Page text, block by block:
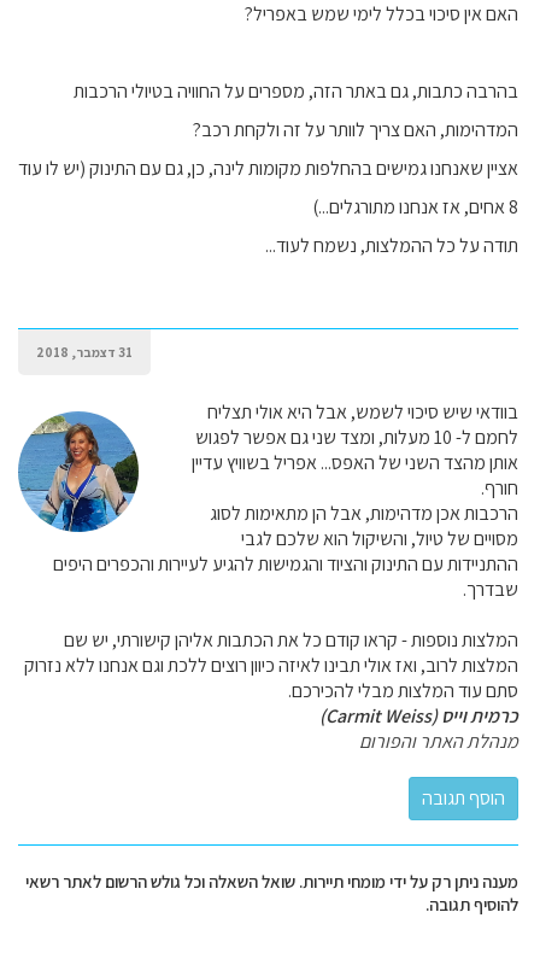
האם אין סיכוי בכלל לימי שמש באפריל?
בהרבה כתבות, גם באתר הזה, מספרים על החוויה בטיולי הרכבות
המדהימות, האם צריך לוותר על זה ולקחת רכב?
אציין שאנחנו גמישים בהחלפות מקומות לינה, כן, גם עם התינוק (יש לו עוד
8 אחים, אז אנחנו מתורגלים...)
תודה על כל ההמלצות, נשמח לעוד...
31 דצמבר, 2018
בוודאי שיש סיכוי לשמש, אבל היא אולי תצליח
לחמם ל- 10 מעלות, ומצד שני גם אפשר לפגוש
אותן מהצד השני של האפס... אפריל בשוויץ עדיין
חורף.
הרכבות אכן מדהימות, אבל הן מתאימות לסוג
מסויים של טיול, והשיקול הוא שלכם לגבי
ההתניידות עם התינוק והציוד והגמישות להגיע לעיירות והכפרים היפים
שבדרך.
המלצות נוספות - קראו קודם כל את הכתבות אליהן קישורתי, יש שם
המלצות לרוב, ואז אולי תבינו לאיזה כיוון רוצים ללכת וגם אנחנו ללא נזרוק
סתם עוד המלצות מבלי להכירכם.
כרמית וייס (Carmit Weiss)
מנהלת האתר והפורום
מענה ניתן רק על ידי מומחי תיירות. שואל השאלה וכל גולש הרשום לאתר רשאי
להוסיף תגובה.